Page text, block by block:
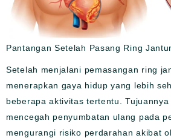
Pantangan Setelah Pasang Ring
Setelah menjalani pemasangan ring
menerapkan gaya hidup yang lebih
beberapa aktivitas tertentu.
mencegah penyumbatan ulang pada
mengurangi risiko perdarahan akibat